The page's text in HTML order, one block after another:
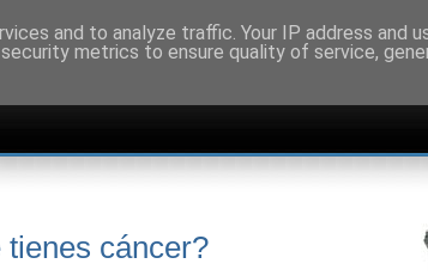
cáncer?
and to analyze traffic. Your IP address and
metrics to ensure quality of service,